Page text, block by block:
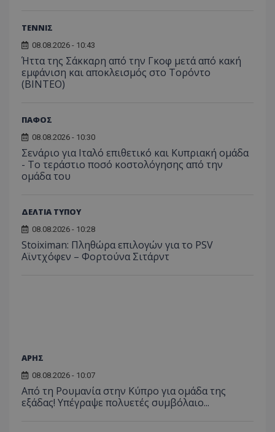
ΤΕΝΝΙΣ
08.08.2026 - 10:43
Ήττα της Σάκκαρη από την Γκοφ μετά από κακή
εμφάνιση και αποκλεισμός στο Τορόντο
(ΒΙΝΤΕΟ)
ΠΑΦΟΣ
08.08.2026 - 10:30
Σενάριο για Ιταλό επιθετικό και Κυπριακή ομάδα
- Το τεράστιο ποσό κοστολόγησης από την
ομάδα του
ΔΕΛΤΙΑ ΤΥΠΟΥ
08.08.2026 - 10:28
Stoiximan: Πληθώρα επιλογών για το PSV
Αϊντχόφεν – Φορτούνα Σιτάρντ
ΑΡΗΣ
08.08.2026 - 10:07
Από τη Ρουμανία στην Κύπρο για ομάδα της
εξάδας! Υπέγραψε πολυετές συμβόλαιο...